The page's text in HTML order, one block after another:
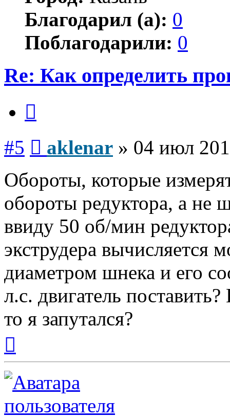
Благодарил (а): 0
Поблагодарили: 0
Re: Как определить
#5 aklenar » 04 июл
Обороты, которые
обороты редуктора, а не
ввиду 50 об/мин
экструдера вычисляется
диаметром шнека и его
л.с. двигатель
то я запутался?
началу